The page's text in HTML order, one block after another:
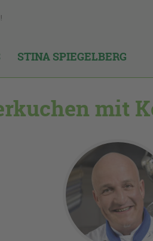
STINA SPIEGELBERG
mit